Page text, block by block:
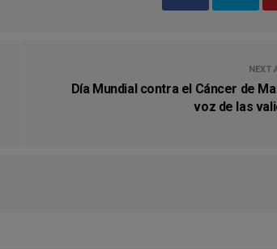
NEXT
Día Mundial contra el Cáncer de
voz de las